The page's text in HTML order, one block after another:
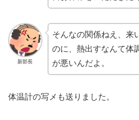
新部長
そんなの関係ねえ、来
のに、熱出すなんて体
が悪いんだよ。
体温計の写メも送りました。